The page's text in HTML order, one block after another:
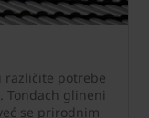
različite potrebe
Tondach glineni
se prirodnim